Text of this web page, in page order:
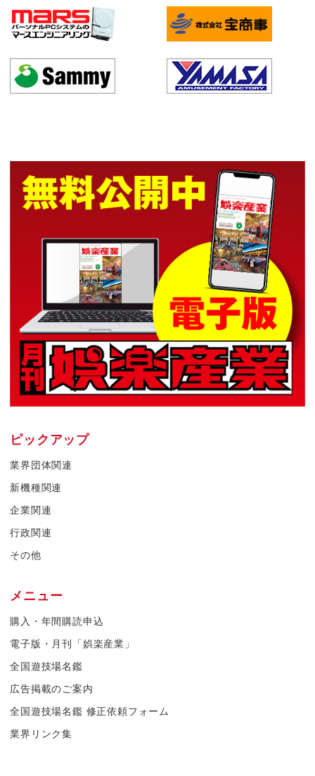
ピックアップ
業界団体関連
新機種関連
企業関連
行政関連
その他
メニュー
購入・年間購読申込
電子版・月刊「娯楽産業」
全国遊技場名鑑
広告掲載のご案内
全国遊技場名鑑 修正依頼フォーム
業界リンク集